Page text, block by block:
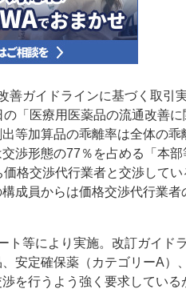
ガイドラインに基づく取引
「医療用医薬品の流通改善に
等加算品の乖離率は全体の乖
渉形態の77％を占める「本部
格交渉代行業者と交渉して
成員からは価格交渉代行業者
等により実施。改訂ガイド
安定確保薬（カテゴリーA）
を行うよう強く要求している